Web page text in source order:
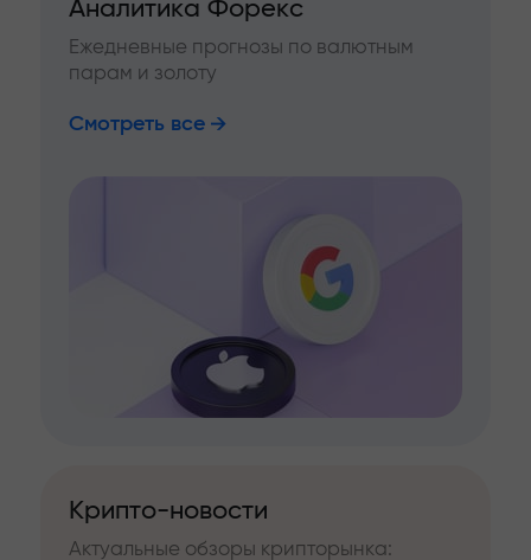
Аналитика Форекс
Ежедневные прогнозы по валютным
парам и золоту
Смотреть все
Крипто-новости
Актуальные обзоры крипторынка: